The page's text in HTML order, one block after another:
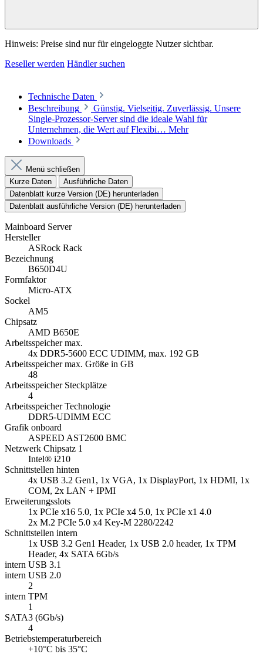
Hinweis: Preise sind nur für eingeloggte Nutzer sichtbar.
Reseller werden Händler suchen
Technische Daten
Beschreibung
Günstig. Vielseitig. Zuverlässig. Unsere
Single-Prozessor-Server sind die ideale Wahl für
Unternehmen, die Wert auf Flexibi… Mehr
Downloads
Menü schließen
Kurze Daten
Ausführliche Daten
Datenblatt kurze Version (DE) herunterladen
Datenblatt ausführliche Version (DE) herunterladen
Mainboard Server
Hersteller
ASRock Rack
Bezeichnung
B650D4U
Formfaktor
Micro-ATX
Sockel
AM5
Chipsatz
AMD B650E
Arbeitsspeicher max.
4x DDR5-5600 ECC UDIMM, max. 192 GB
Arbeitsspeicher max. Größe in GB
48
Arbeitsspeicher Steckplätze
4
Arbeitsspeicher Technologie
DDR5-UDIMM ECC
Grafik onboard
ASPEED AST2600 BMC
Netzwerk Chipsatz 1
Intel® i210
Schnittstellen hinten
4x USB 3.2 Gen1, 1x VGA, 1x DisplayPort, 1x HDMI, 1x
COM, 2x LAN + IPMI
Erweiterungsslots
1x PCIe x16 5.0, 1x PCIe x4 5.0, 1x PCIe x1 4.0
2x M.2 PCIe 5.0 x4 Key-M 2280/2242
Schnittstellen intern
1x USB 3.2 Gen1 Header, 1x USB 2.0 header, 1x TPM
Header, 4x SATA 6Gb/s
intern USB 3.1
intern USB 2.0
2
intern TPM
1
SATA3 (6Gb/s)
4
Betriebstemperaturbereich
+10°C bis 35°C